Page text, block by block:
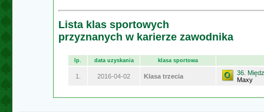
Lista klas sportowych
przyznanych w karierze zawodnika
lp. data uzyskania klasa sportowa
1. 2016-04-02 Klasa trzecia
36.
Maxy